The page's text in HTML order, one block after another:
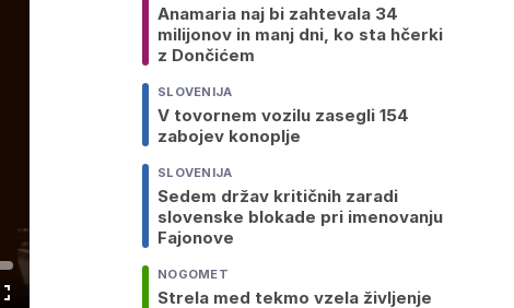
Celozaslonski
Anamaria naj bi zahtevala 34
milijonov in manj dni, ko sta hčerki
z Dončićem
SLOVENIJA
V tovornem vozilu zasegli 154
zabojev konoplje
SLOVENIJA
Sedem držav kritičnih zaradi
slovenske blokade pri imenovanju
Fajonove
NOGOMET
Strela med tekmo vzela življenje